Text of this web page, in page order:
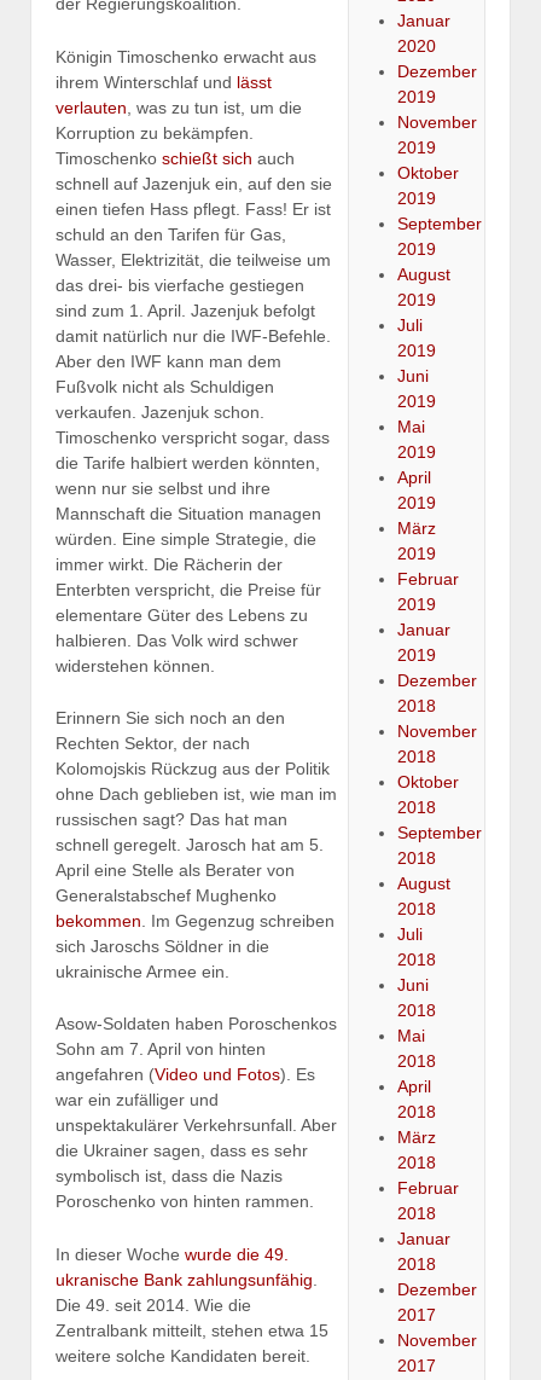
Königin Timoschenko erwacht aus
ihrem Winterschlaf und lässt
verlauten , was zu tun ist, um die
Korruption zu bekämpfen.
Timoschenko schießt sich auch
schnell auf Jazenjuk ein, auf den sie
einen tiefen Hass pflegt. Fass! Er ist
schuld an den Tarifen für Gas,
Wasser, Elektrizität, die teilweise um
das drei- bis vierfache gestiegen
sind zum 1. April. Jazenjuk befolgt
damit natürlich nur die IWF-Befehle.
Aber den IWF kann man dem
Fußvolk nicht als Schuldigen
verkaufen. Jazenjuk schon.
Timoschenko verspricht sogar, dass
die Tarife halbiert werden könnten,
wenn nur sie selbst und ihre
Mannschaft die Situation managen
würden. Eine simple Strategie, die
immer wirkt. Die Rächerin der
Enterbten verspricht, die Preise für
elementare Güter des Lebens zu
halbieren. Das Volk wird schwer
widerstehen können.
Erinnern Sie sich noch an den
Rechten Sektor, der nach
Kolomojskis Rückzug aus der Politik
ohne Dach geblieben ist, wie man im
russischen sagt? Das hat man
schnell geregelt. Jarosch hat am 5.
April eine Stelle als Berater von
Generalstabschef Mughenko
bekommen . Im Gegenzug schreiben
sich Jaroschs Söldner in die
ukrainische Armee ein.
Asow-Soldaten haben Poroschenkos
Sohn am 7. April von hinten
angefahren (Video und Fotos). Es
war ein zufälliger und
unspektakulärer Verkehrsunfall. Aber
die Ukrainer sagen, dass es sehr
symbolisch ist, dass die Nazis
Poroschenko von hinten rammen.
In dieser Woche wurde die 49.
ukranische Bank zahlungsunfähig
Die 49. seit 2014. Wie die
Zentralbank mitteilt, stehen etwa 15
weitere solche Kandidaten bereit.
Januar
2020
Dezember
2019
November
2019
Oktober
2019
September
2019
August
2019
Juli
2019
Juni
2019
Mai
2019
April
2019
März
2019
Februar
2019
Januar
2019
Dezember
2018
November
2018
Oktober
2018
September
2018
August
2018
Juli
2018
Juni
2018
Mai
2018
April
2018
März
2018
Februar
2018
Januar
2018
Dezember
2017
November
2017